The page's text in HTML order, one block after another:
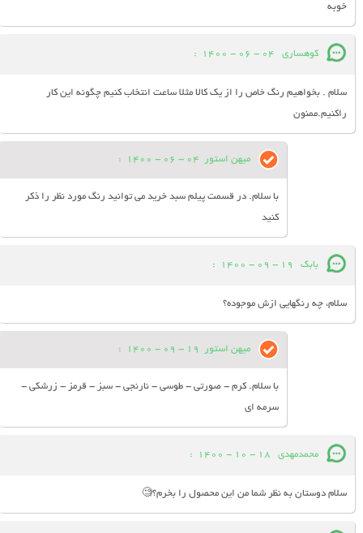
خوبه
کوهساری 04 - 06 - 1400
:
سلام . بخواهیم رنگ خاص را از یک کالا مثلا ساعت انتخاب کنیم چگونه این کار
راکنیم.ممنون
میهن استور 04 - 06 - 1400
:
با سلام. در قسمت پیلم سبد خرید می توانید رنگ مورد نظر را ذکر
کنید
بابک 19 - 09 - 1400
:
سلام، چه رنگهایی ازش موجوده؟
میهن استور 19 - 09 - 1400
:
با سلام. کرم - صورتی - طوسی - نارنجی - سبز - قرمز - زرشکی -
سرمه ای
محمدمهدی 18 - 10 - 1400
:
سلام دوستان به نظر شما من این محصول را بخرم؟🧐